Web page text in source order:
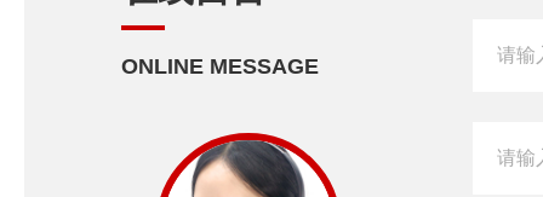
ONLINE MESSAGE